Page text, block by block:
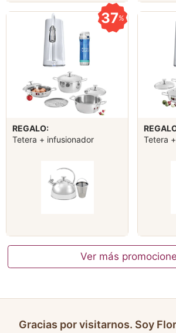
37%
REGALO:
Tetera + infusionador
Tetera
Ver más
Gracias por visitarnos. Soy